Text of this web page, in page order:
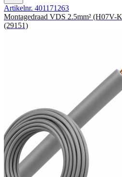
Artikelnr. 401171263
Montagedraad VDS 2.5mm² (H07V-
(29151)